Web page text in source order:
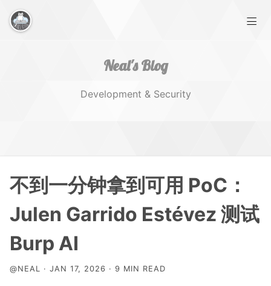
Neal's Blog
Development & Security
Home
Works
不到一分钟拿到可用 PoC：
Julen Garrido Estévez 测试
Burp AI
@NEAL · JAN 17, 2026 · 9 MIN READ